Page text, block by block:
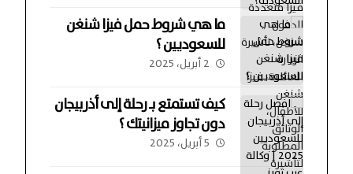
ما هي شروط حمل فيزا شنغن
للسعوديين ؟
2 أبريل، 2025
كيف تستمتع بـ رحلة إلى أذربيجان
دون تجاوز ميزانيتك ؟
5 أبريل، 2025